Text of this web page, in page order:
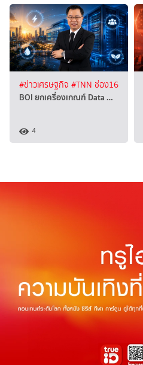
#ข่าวเศรษฐกิจ #TNN ช่อง16
BOI ยกเครื่องเกณฑ์ Data …
4